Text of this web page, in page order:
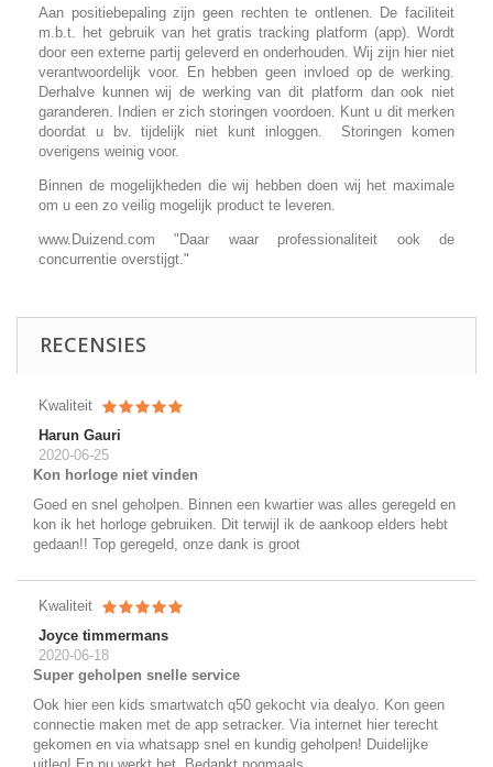
Aan positiebepaling zijn geen rechten te ontlenen. De faciliteit
m.b.t. het gebruik van het gratis tracking platform (app). Wordt
door een externe partij geleverd en onderhouden. Wij zijn hier niet
verantwoordelijk voor. En hebben geen invloed op de werking.
Derhalve kunnen wij de werking van dit platform dan ook niet
garanderen. Indien er zich storingen voordoen. Kunt u dit merken
doordat u bv. tijdelijk niet kunt inloggen. Storingen komen
overigens weinig voor.
Binnen de mogelijkheden die wij hebben doen wij het maximale
om u een zo veilig mogelijk product te leveren.
www.Duizend.com "Daar waar professionaliteit ook de
concurrentie overstijgt."
RECENSIES
Kwaliteit
Harun Gauri
2020-06-25
Kon horloge niet vinden
Goed en snel geholpen. Binnen een kwartier was alles geregeld en
kon ik het horloge gebruiken. Dit terwijl ik de aankoop elders hebt
gedaan!! Top geregeld, onze dank is groot
Kwaliteit
Joyce timmermans
2020-06-18
Super geholpen snelle service
Ook hier een kids smartwatch q50 gekocht via dealyo. Kon geen
connectie maken met de app setracker. Via internet hier terecht
gekomen en via whatsapp snel en kundig geholpen! Duidelijke